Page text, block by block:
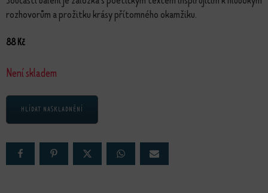
rozhovorům a prožitku krásy přítomného okamžiku.
88Kč
Není skladem
HLÍDAT NASKLADNĚNÍ